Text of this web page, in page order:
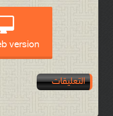
version
التعليقات